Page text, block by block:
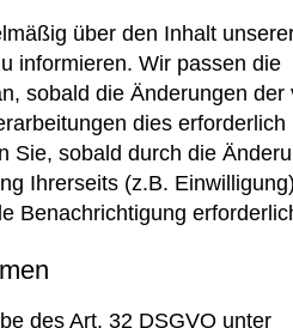
über den Inhalt
informieren. Wir passen die
sobald die Änderungen der
dies erforderlich
Sie, sobald durch die
Ihrerseits (z.B.
Benachrichtigung
des Art. 32 DSGVO unter